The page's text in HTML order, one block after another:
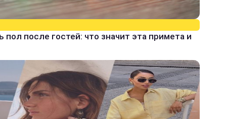
после гостей: что значит эта примета и